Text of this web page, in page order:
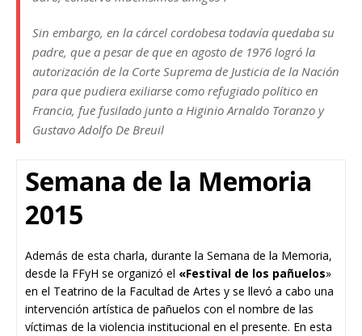
Sin embargo, en la cárcel cordobesa todavía quedaba su
padre, que a pesar de que en agosto de 1976 logró la
autorización de la Corte Suprema de Justicia de la Nación
para que pudiera exiliarse como refugiado político en
Francia, fue fusilado junto a Higinio Arnaldo Toranzo y
Gustavo Adolfo De Breuil
Semana de la Memoria
2015
Además de esta charla, durante la Semana de la Memoria,
desde la FFyH se organizó el «Festival de los pañuelos»
en el Teatrino de la Facultad de Artes y se llevó a cabo una
intervención artística de pañuelos con el nombre de las
víctimas de la violencia institucional en el presente. En esta